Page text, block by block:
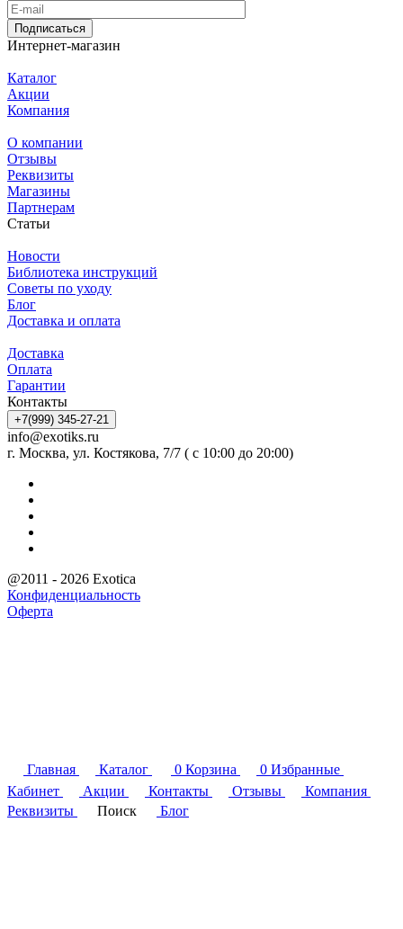
Подписаться
Интернет-магазин
Каталог
Акции
Компания
О компании
Отзывы
Реквизиты
Магазины
Партнерам
Статьи
Новости
Библиотека инструкций
Советы по уходу
Блог
Доставка и оплата
Доставка
Оплата
Гарантии
Контакты
+7(999) 345-27-21
info@exotiks.ru
г. Москва, ул. Костякова, 7/7 ( с 10:00 до 20:00)
@2011 - 2026 Exotica
Конфиденциальность
Оферта
Главная Каталог 0 Корзина 0 Избранные
Кабинет
Акции Контакты Отзывы
Компания
Реквизиты
Поиск Блог